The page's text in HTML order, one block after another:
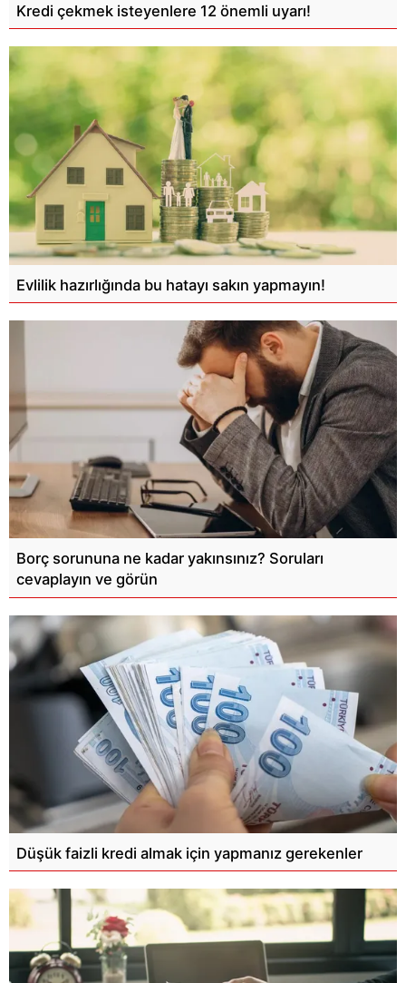
Kredi çekmek isteyenlere 12 önemli uyarı!
Evlilik hazırlığında bu hatayı sakın yapmayın!
Borç sorununa ne kadar yakınsınız? Soruları
cevaplayın ve görün
Düşük faizli kredi almak için yapmanız gerekenler